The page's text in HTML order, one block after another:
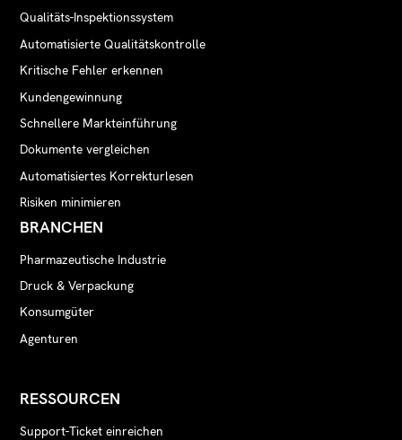
Qualitäts-Inspektionssystem
Automatisierte Qualitätskontrolle
Kritische Fehler erkennen
Kundengewinnung
Schnellere Markteinführung
Dokumente vergleichen
Automatisiertes Korrekturlesen
Risiken minimieren
BRANCHEN
Pharmazeutische Industrie
Druck & Verpackung
Konsumgüter
Agenturen
RESSOURCEN
Support-Ticket einreichen